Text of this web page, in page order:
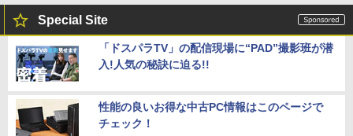
Special Site
「ドスパラTV」の配信現場に“PAD”撮影班が潜
入!人気の秘訣に迫る!!
性能の良いお得な中古PC情報はこのページで
チェック！